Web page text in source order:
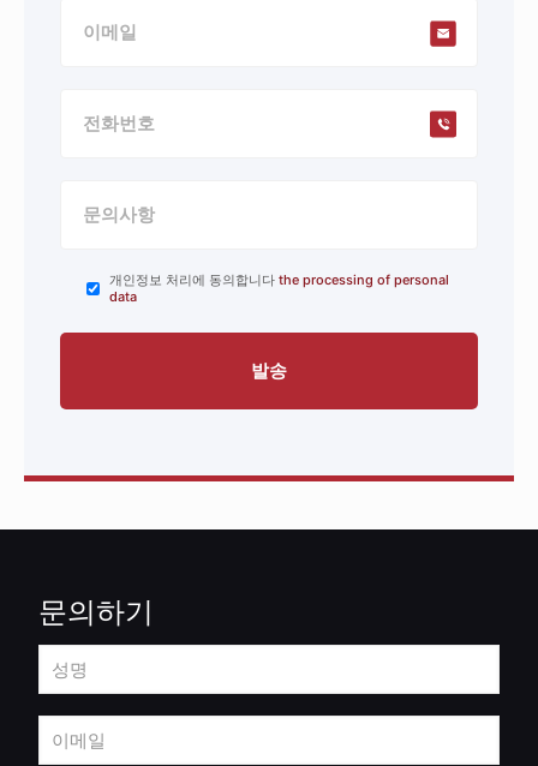
개인정보 처리에 동의합니다the processing of personal
data
문의하기